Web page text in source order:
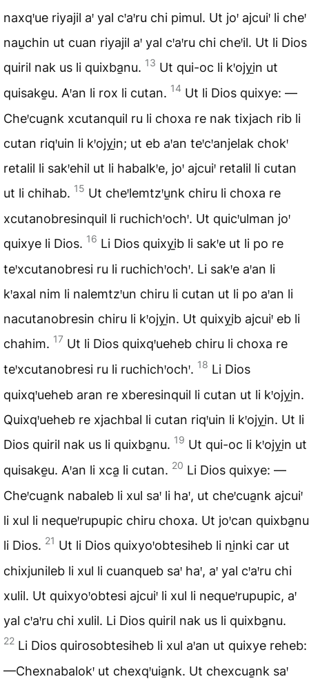
naxqꞌue riyajil aꞌ yal cꞌaꞌru chi pimul. Ut joꞌ ajcuiꞌ li cheꞌ
nau̱chin ut cuan riyajil aꞌ yal cꞌaꞌru chi cheꞌil. Ut li Dios
quiril nak us li quixba̱nu. 13 Ut qui-oc li kꞌojyi̱n ut
quisake̱u. Aꞌan li rox li cutan. 14 Ut li Dios quixye: —
Cheꞌcua̱nk xcutanquil ru li choxa re nak tixjach rib li
cutan riqꞌuin li kꞌojyi̱n; ut eb aꞌan teꞌcꞌanjelak chokꞌ
retalil li sakꞌehil ut li habalkꞌe, joꞌ ajcuiꞌ retalil li cutan
ut li chihab. 15 Ut cheꞌlemtzꞌu̱nk chiru li choxa re
xcutanobresinquil li ruchichꞌochꞌ. Ut quicꞌulman joꞌ
quixye li Dios. 16 Li Dios quixyi̱b li sakꞌe ut li po re
teꞌxcutanobresi ru li ruchichꞌochꞌ. Li sakꞌe aꞌan li
kꞌaxal nim li nalemtzꞌun chiru li cutan ut li po aꞌan li
nacutanobresin chiru li kꞌojyi̱n. Ut quixyi̱b ajcuiꞌ eb li
chahim. 17 Ut li Dios quixqꞌueheb chiru li choxa re
teꞌxcutanobresi ru li ruchichꞌochꞌ. 18 Li Dios
quixqꞌueheb aran re xberesinquil li cutan ut li kꞌojyi̱n.
Quixqꞌueheb re xjachbal li cutan riqꞌuin li kꞌojyi̱n. Ut li
Dios quiril nak us li quixba̱nu. 19 Ut qui-oc li kꞌojyi̱n ut
quisake̱u. Aꞌan li xca̱ li cutan. 20 Li Dios quixye: —
Cheꞌcua̱nk nabaleb li xul saꞌ li haꞌ, ut cheꞌcua̱nk ajcuiꞌ
li xul li nequeꞌrupupic chiru choxa. Ut joꞌcan quixba̱nu
li Dios. 21 Ut li Dios quixyoꞌobtesiheb li ni̱nki car ut
chixjunileb li xul li cuanqueb saꞌ haꞌ, aꞌ yal cꞌaꞌru chi
xulil. Ut quixyoꞌobtesi ajcuiꞌ li xul li nequeꞌrupupic, aꞌ
yal cꞌaꞌru chi xulil. Li Dios quiril nak us li quixba̱nu.
22 Li Dios quirosobtesiheb li xul aꞌan ut quixye reheb:
—Chexnabalokꞌ ut chexqꞌuia̱nk. Ut chexcua̱nk saꞌ